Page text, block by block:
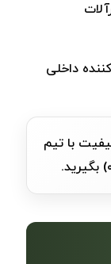
داخلی
با تیم
) بگیرید.